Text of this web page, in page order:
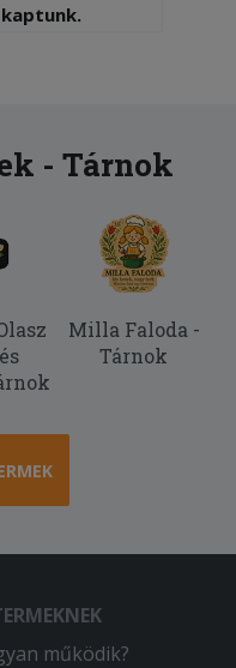
- Tárnok
Milla Faloda -
Tárnok
működik?